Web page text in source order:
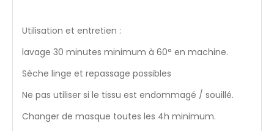
Utilisation et entretien :
lavage 30 minutes minimum à 60° en machine.
Sèche linge et repassage possibles
Ne pas utiliser si le tissu est endommagé / souillé.
Changer de masque toutes les 4h minimum.